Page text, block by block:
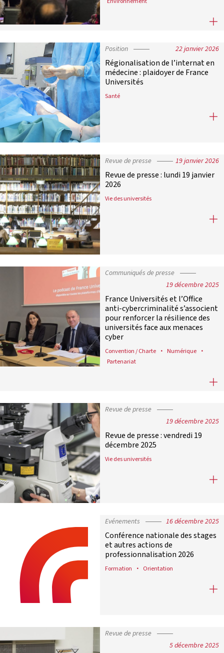
La transition écologique et
Position 22 janvier 2026
Régionalisation de l’internat en
médecine : plaidoyer de France
Universités
Santé
Régionalisation de l’internat en
Revue de presse 19 janvier 2026
Revue de presse : lundi 19 janvier
2026
Vie des universités
Revue de presse : lundi 19 janvier
Communiqués de presse
19 décembre 2025
France Universités et l’Office
anti-cybercriminalité s’associent
pour renforcer la résilience des
universités face aux menaces
cyber
Convention / Charte
Numérique
Partenariat
France Universités et l’Office
Revue de presse
19 décembre 2025
Revue de presse : vendredi 19
décembre 2025
Vie des universités
Revue de presse : vendredi 19
Evénements 16 décembre 2025
Conférence nationale des stages
et autres actions de
professionnalisation 2026
Formation Orientation
Conférence nationale des
Revue de presse
5 décembre 2025